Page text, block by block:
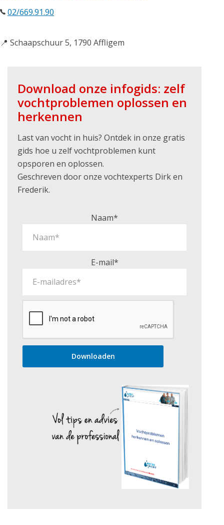
02/669.91.90
📍 Schaapschuur 5, 1790 Affligem
Download onze infogids: zelf
vochtproblemen oplossen en
herkennen
Last van vocht in huis? Ontdek in onze gratis
gids hoe u zelf vochtproblemen kunt
opsporen en oplossen.
Geschreven door onze vochtexperts Dirk en
Frederik.
Naam*
E-mail*